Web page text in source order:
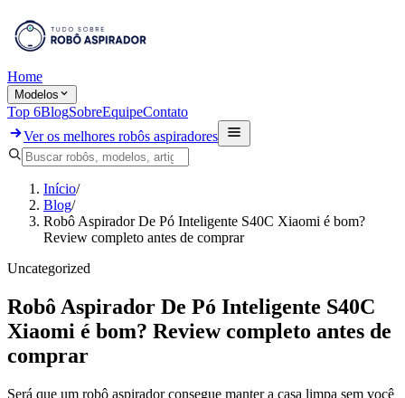
Home
Modelos
Top 6BlogSobreEquipeContato
Ver os melhores robôs aspiradores
Início/
Blog/
Robô Aspirador De Pó Inteligente S40C Xiaomi é bom?
Review completo antes de comprar
Uncategorized
Robô Aspirador De Pó Inteligente S40C
Xiaomi é bom? Review completo antes de
comprar
Será que um robô aspirador consegue manter a casa limpa sem você